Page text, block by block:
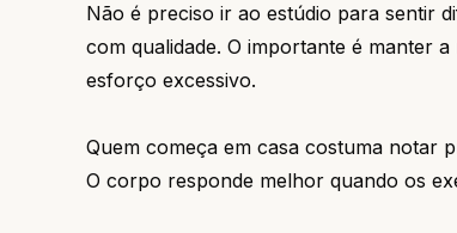
Não é preciso ir ao estúdio para sentir
com qualidade. O importante é manter
esforço excessivo.
Quem começa em casa costuma notar
O corpo responde melhor quando os